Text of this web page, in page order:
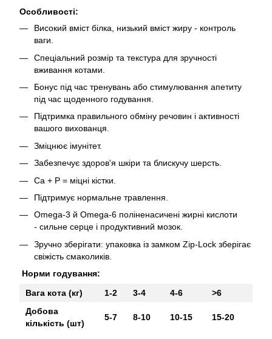
Особливості:
Високий вміст білка, низький вміст жиру - контроль
ваги.
Спеціальний розмір та текстура для зручності
вживання котами.
Бонус під час тренувань або стимулювання апетиту
під час щоденного годування.
Підтримка правильного обміну речовин і активності
вашого вихованця.
Зміцнює імунітет.
Забезпечує здоров'я шкіри та блискучу шерсть.
Ca + P = міцні кістки.
Підтримує нормальне травлення.
Omega-3 й Omega-6 поліненасичені жирні кислоти
- сильне серце і продуктивний мозок.
Зручно зберігати: упаковка із замком Zір-Lосk зберігає
свіжість смаколиків.
Норми годування:
Вага кота (кг)
1-2 3-4 4-6
>6
Добова
кількість (шт)
5-7 8-10 10-15 15-20